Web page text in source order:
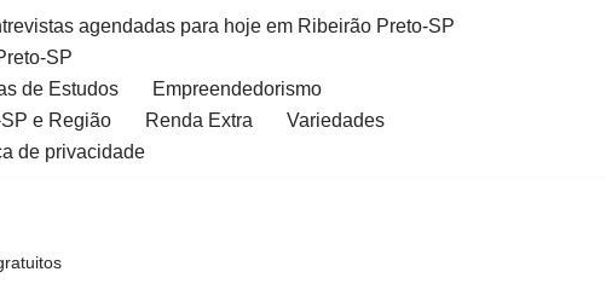
agendadas para hoje em Ribeirão Preto-SP
SP
de Estudos
Empreendedorismo
e Região Renda Extra
Variedades
de privacidade